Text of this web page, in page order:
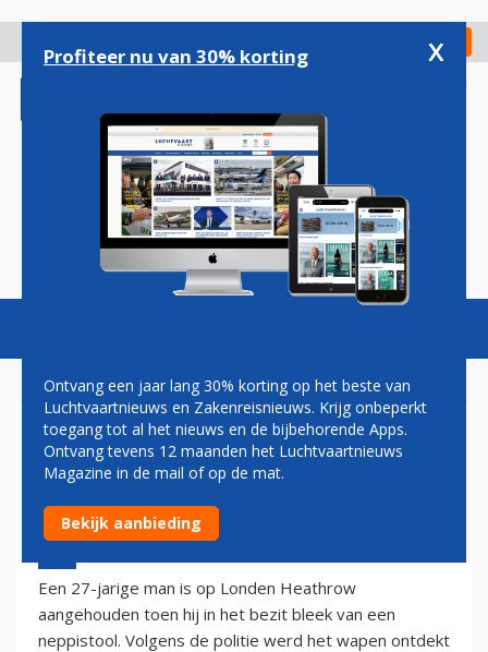
gaan
Check in
Magazine Podcasts Vacatures
MAN AANGEHOUDEN MET
NEPPISTOOL OP HEATHROW
27 augustus 2002 - 2:00
Een 27-jarige man is op Londen Heathrow
aangehouden toen hij in het bezit bleek van een
neppistool. Volgens de politie werd het wapen ontdekt
Profiteer nu van 30% korting x
Ontvang een jaar lang 30% korting op het beste van
Luchtvaartnieuws en Zakenreisnieuws. Krijg onbeperkt
toegang tot al het nieuws en de bijbehorende Apps.
Ontvang tevens 12 maanden het Luchtvaartnieuws
Magazine in de mail of op de mat.
Bekijk aanbieding